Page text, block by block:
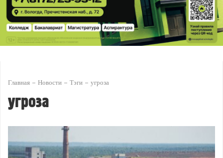
Главная Новости Тэги угроза
угроза